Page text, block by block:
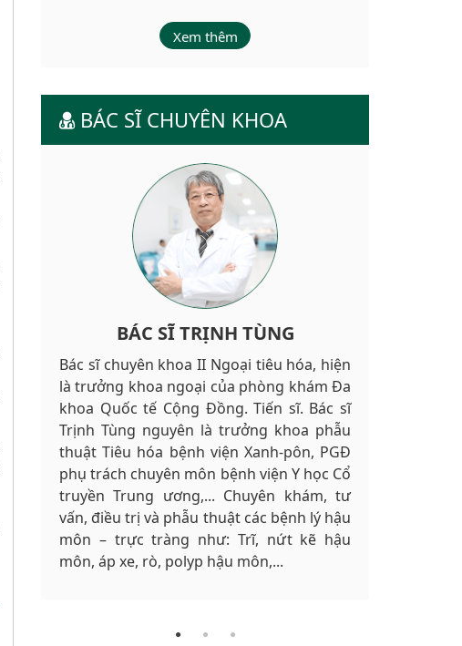
Xem thêm
BÁC SĨ CHUYÊN KHOA
BÁC SĨ TRỊNH TÙNG
Bác sĩ chuyên khoa II Ngoại tiêu hóa, hiện
là trưởng khoa ngoại của phòng khám Đa
khoa Quốc tế Cộng Đồng. Tiến sĩ. Bác sĩ
Trịnh Tùng nguyên là trưởng khoa phẫu
thuật Tiêu hóa bệnh viện Xanh-pôn, PGĐ
phụ trách chuyên môn bệnh viện Y học Cổ
truyền Trung ương,... Chuyên khám, tư
vấn, điều trị và phẫu thuật các bệnh lý hậu
môn – trực tràng như: Trĩ, nứt kẽ hậu
môn, áp xe, rò, polyp hậu môn,...
BÁC SĨ NGUYỄN VĂN CHÂU
Đại tá, bác sĩ chuyên khoa II Nguyễn Văn
Châu, hiện là bác sĩ xuất sắc của phòng
khám Đa khoa Quốc tế Cộng Đồng. Đại tá,
bác sĩ Nguyễn Văn Châu từng là Nguyên
Chủ nhiệm khoa Ngoại bệnh viện Quân
đội 354, từng có nhiều năm chăm sóc, sức
khỏe cán bộ tại quần đảo Trường Sa. Bác
sĩ Châu hiện đang khám, tư vấn và điều trị
các bệnh lý ở hậu môn như: Trĩ, nứt kẽ
hậu môn, áp xe, rò, polyp hậu môn..
BÁC SĨ NGÔ VIỆT THÀNH
Bác sĩ chuyên khoa II Ngoại tiêu hóa Ngô
Việt Thành là một trong những bác sĩ
được nhiều người bệnh chọn lựa, đặt hẹn
trước tại Đa khoa Quốc tế Cộng Đồng.
Bác sĩ Ngô Việt Thành từng là bác sĩ khoa
Ngoại của bệnh viện Việt Đức, phó trưởng
khoa Ngoại bệnh viện Phổi Trung ương,
chủ nhiệm bộ môn Ngoại của trường Đại
học Y… Sở trường của bác Thành là thực
hiện cắt trĩ đồng thời chữa các bệnh ở hậu